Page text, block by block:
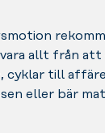
allt från
cyklar till
eller bär